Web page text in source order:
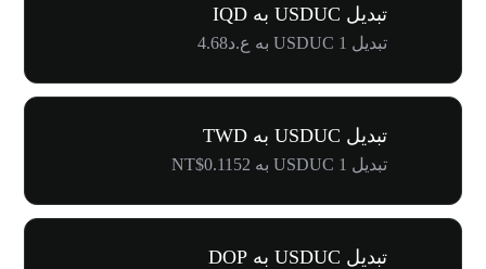
تبدیل USDUC به IQD
تبدیل 1 USDUC به ع.د4.68
تبدیل USDUC به TWD
تبدیل 1 USDUC به NT$0.1152
تبدیل USDUC به DOP